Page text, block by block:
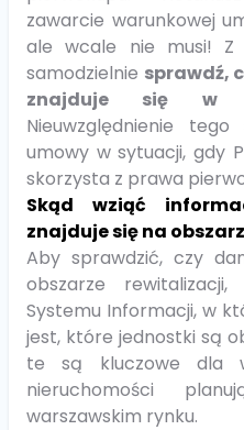
zawarcie warunkowej
ale wcale nie musi! Z
samodzielnie sprawdź,
znajduje się w
Nieuwzględnienie tego
umowy w sytuacji, gdy
skorzysta z prawa
Skąd wziąć
znajduje się na
Aby sprawdzić, czy
obszarze
Systemu Informacji, w
jest, które jednostki są
te są kluczowe dla
nieruchomości
warszawskim rynku.